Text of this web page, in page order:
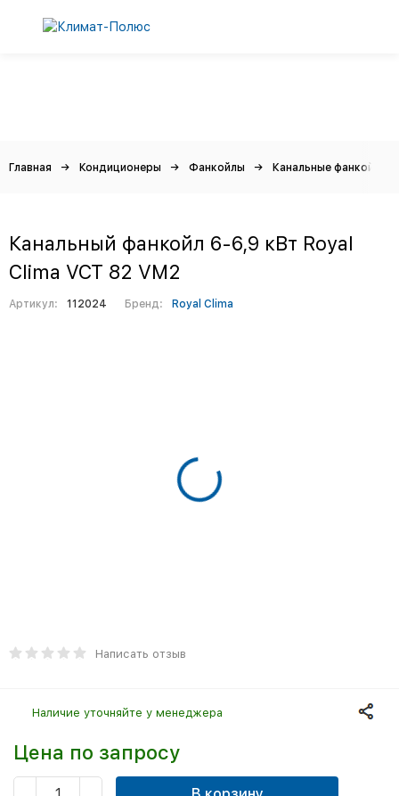
Главная Кондиционеры Фанкойлы Канальные фанкойлы
Канальный фанкойл 6-6,9 кВт Royal
Clima VCT 82 VM2
Артикул: 112024 Бренд: Royal Clima
Написать отзыв
Наличие уточняйте у менеджера
Цена по запросу